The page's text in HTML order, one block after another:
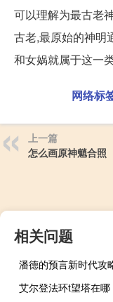
可以理解为最古老
古老,最原始的神明
和女娲就属于这一
网络标
上一篇
怎么画原神魈合照
相关问题
潘德的预言新时代攻
艾尔登法环t望塔在哪